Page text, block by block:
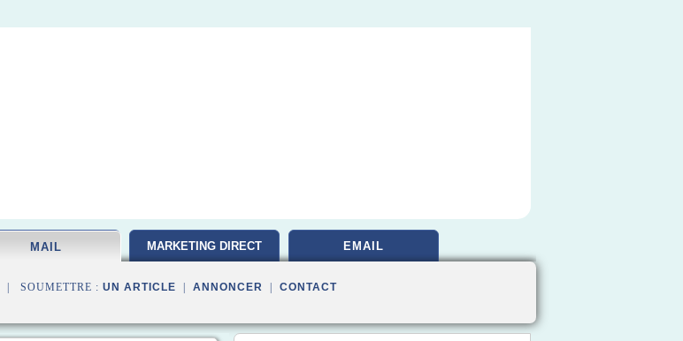
MAIL MARKETING DIRECT EMAIL
| SOUMETTRE : UN ARTICLE ANNONCER CONTACT